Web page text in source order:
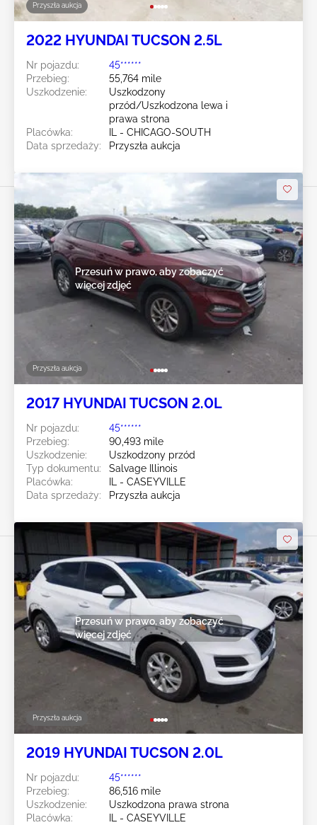
Przyszła aukcja
2022 HYUNDAI TUCSON 2.5L
Nr pojazdu:
45******
Przebieg:
55,764 mile
Uszkodzenie:
Uszkodzony
przód/Uszkodzona lewa i
prawa strona
Placówka:
IL - CHICAGO-SOUTH
Data sprzedaży:
Przyszła aukcja
Przyszła aukcja
Przesuń w prawo, aby zobaczyć
więcej zdjęć
2017 HYUNDAI TUCSON 2.0L
Nr pojazdu:
45******
Przebieg:
90,493 mile
Uszkodzenie:
Uszkodzony przód
Typ dokumentu:
Salvage Illinois
Placówka:
IL - CASEYVILLE
Data sprzedaży:
Przyszła aukcja
Przyszła aukcja
Przesuń w prawo, aby zobaczyć
więcej zdjęć
2019 HYUNDAI TUCSON 2.0L
Nr pojazdu:
45******
Przebieg:
86,516 mile
Uszkodzenie:
Uszkodzona prawa strona
Placówka:
IL - CASEYVILLE